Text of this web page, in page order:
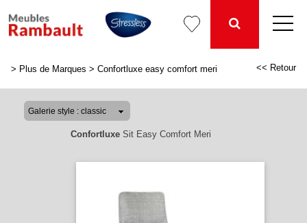
> Plus de Marques > Confortluxe easy comfort meri << Retour
ConfortluxeSit Easy Comfort Meri